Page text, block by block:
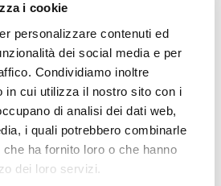
i cookie
personalizzare contenuti ed
dei social media e per
Condividiamo inoltre
in cui utilizza il nostro sito con i
di analisi dei dati web,
i quali potrebbero combinarle
ha fornito loro o che hanno
dei loro servizi.
-00:56
Mute
Play